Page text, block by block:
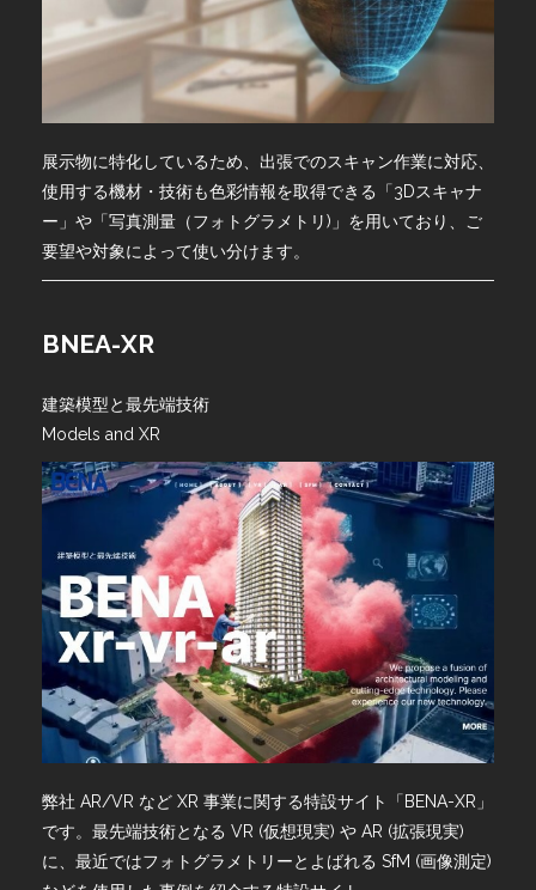
展示物に特化しているため、出張でのスキャン作業に対応、
使用する機材・技術も色彩情報を取得できる「3Dスキャナ
ー」や「写真測量（フォトグラメトリ)」を用いており、ご
要望や対象によって使い分けます。
BNEA-XR
建築模型と最先端技術
Models and XR
弊社 AR/VR など XR 事業に関する特設サイト「BENA-XR」
です。最先端技術となる VR (仮想現実) や AR (拡張現実)
に、最近ではフォトグラメトリーとよばれる SfM (画像測定)